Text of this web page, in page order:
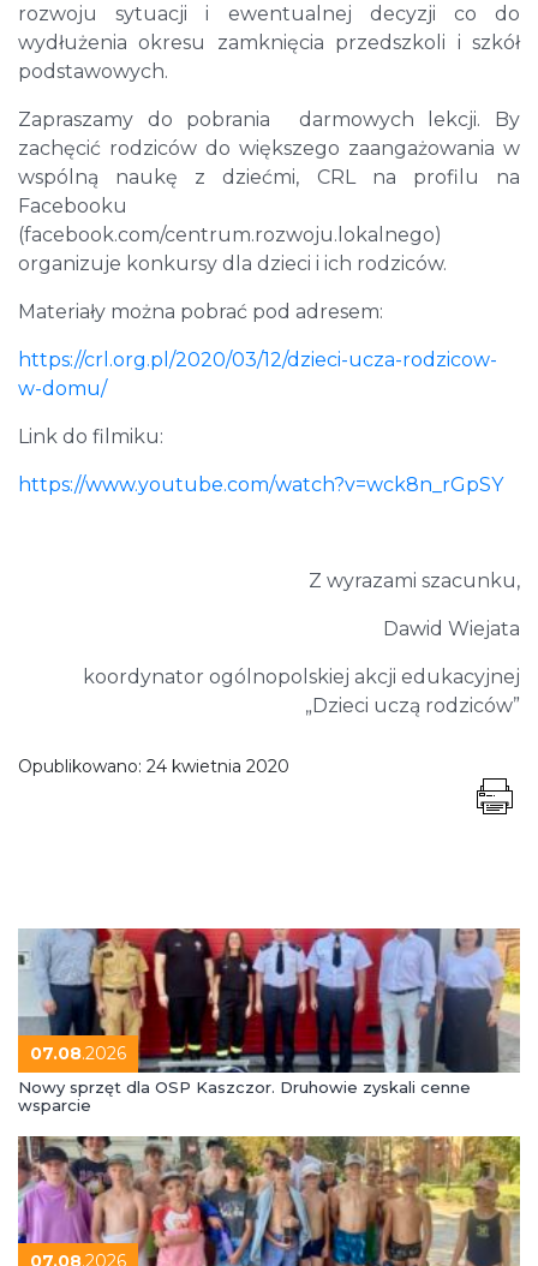
rozwoju sytuacji i ewentualnej decyzji co do
wydłużenia okresu zamknięcia przedszkoli i szkół
podstawowych.
Zapraszamy do pobrania darmowych lekcji. By
zachęcić rodziców do większego zaangażowania w
wspólną naukę z dziećmi, CRL na profilu na
Facebooku
(facebook.com/centrum.rozwoju.lokalnego)
organizuje konkursy dla dzieci i ich rodziców.
Materiały można pobrać pod adresem:
https://crl.org.pl/2020/03/12/dzieci-ucza-rodzicow-
w-domu/
Link do filmiku:
https://www.youtube.com/watch?v=wck8n_rGpSY
Z wyrazami szacunku,
Dawid Wiejata
koordynator ogólnopolskiej akcji edukacyjnej
„Dzieci uczą rodziców”
Opublikowano: 24 kwietnia 2020
07.08.2026
Nowy sprzęt dla OSP Kaszczor. Druhowie zyskali cenne
wsparcie
07.08.2026